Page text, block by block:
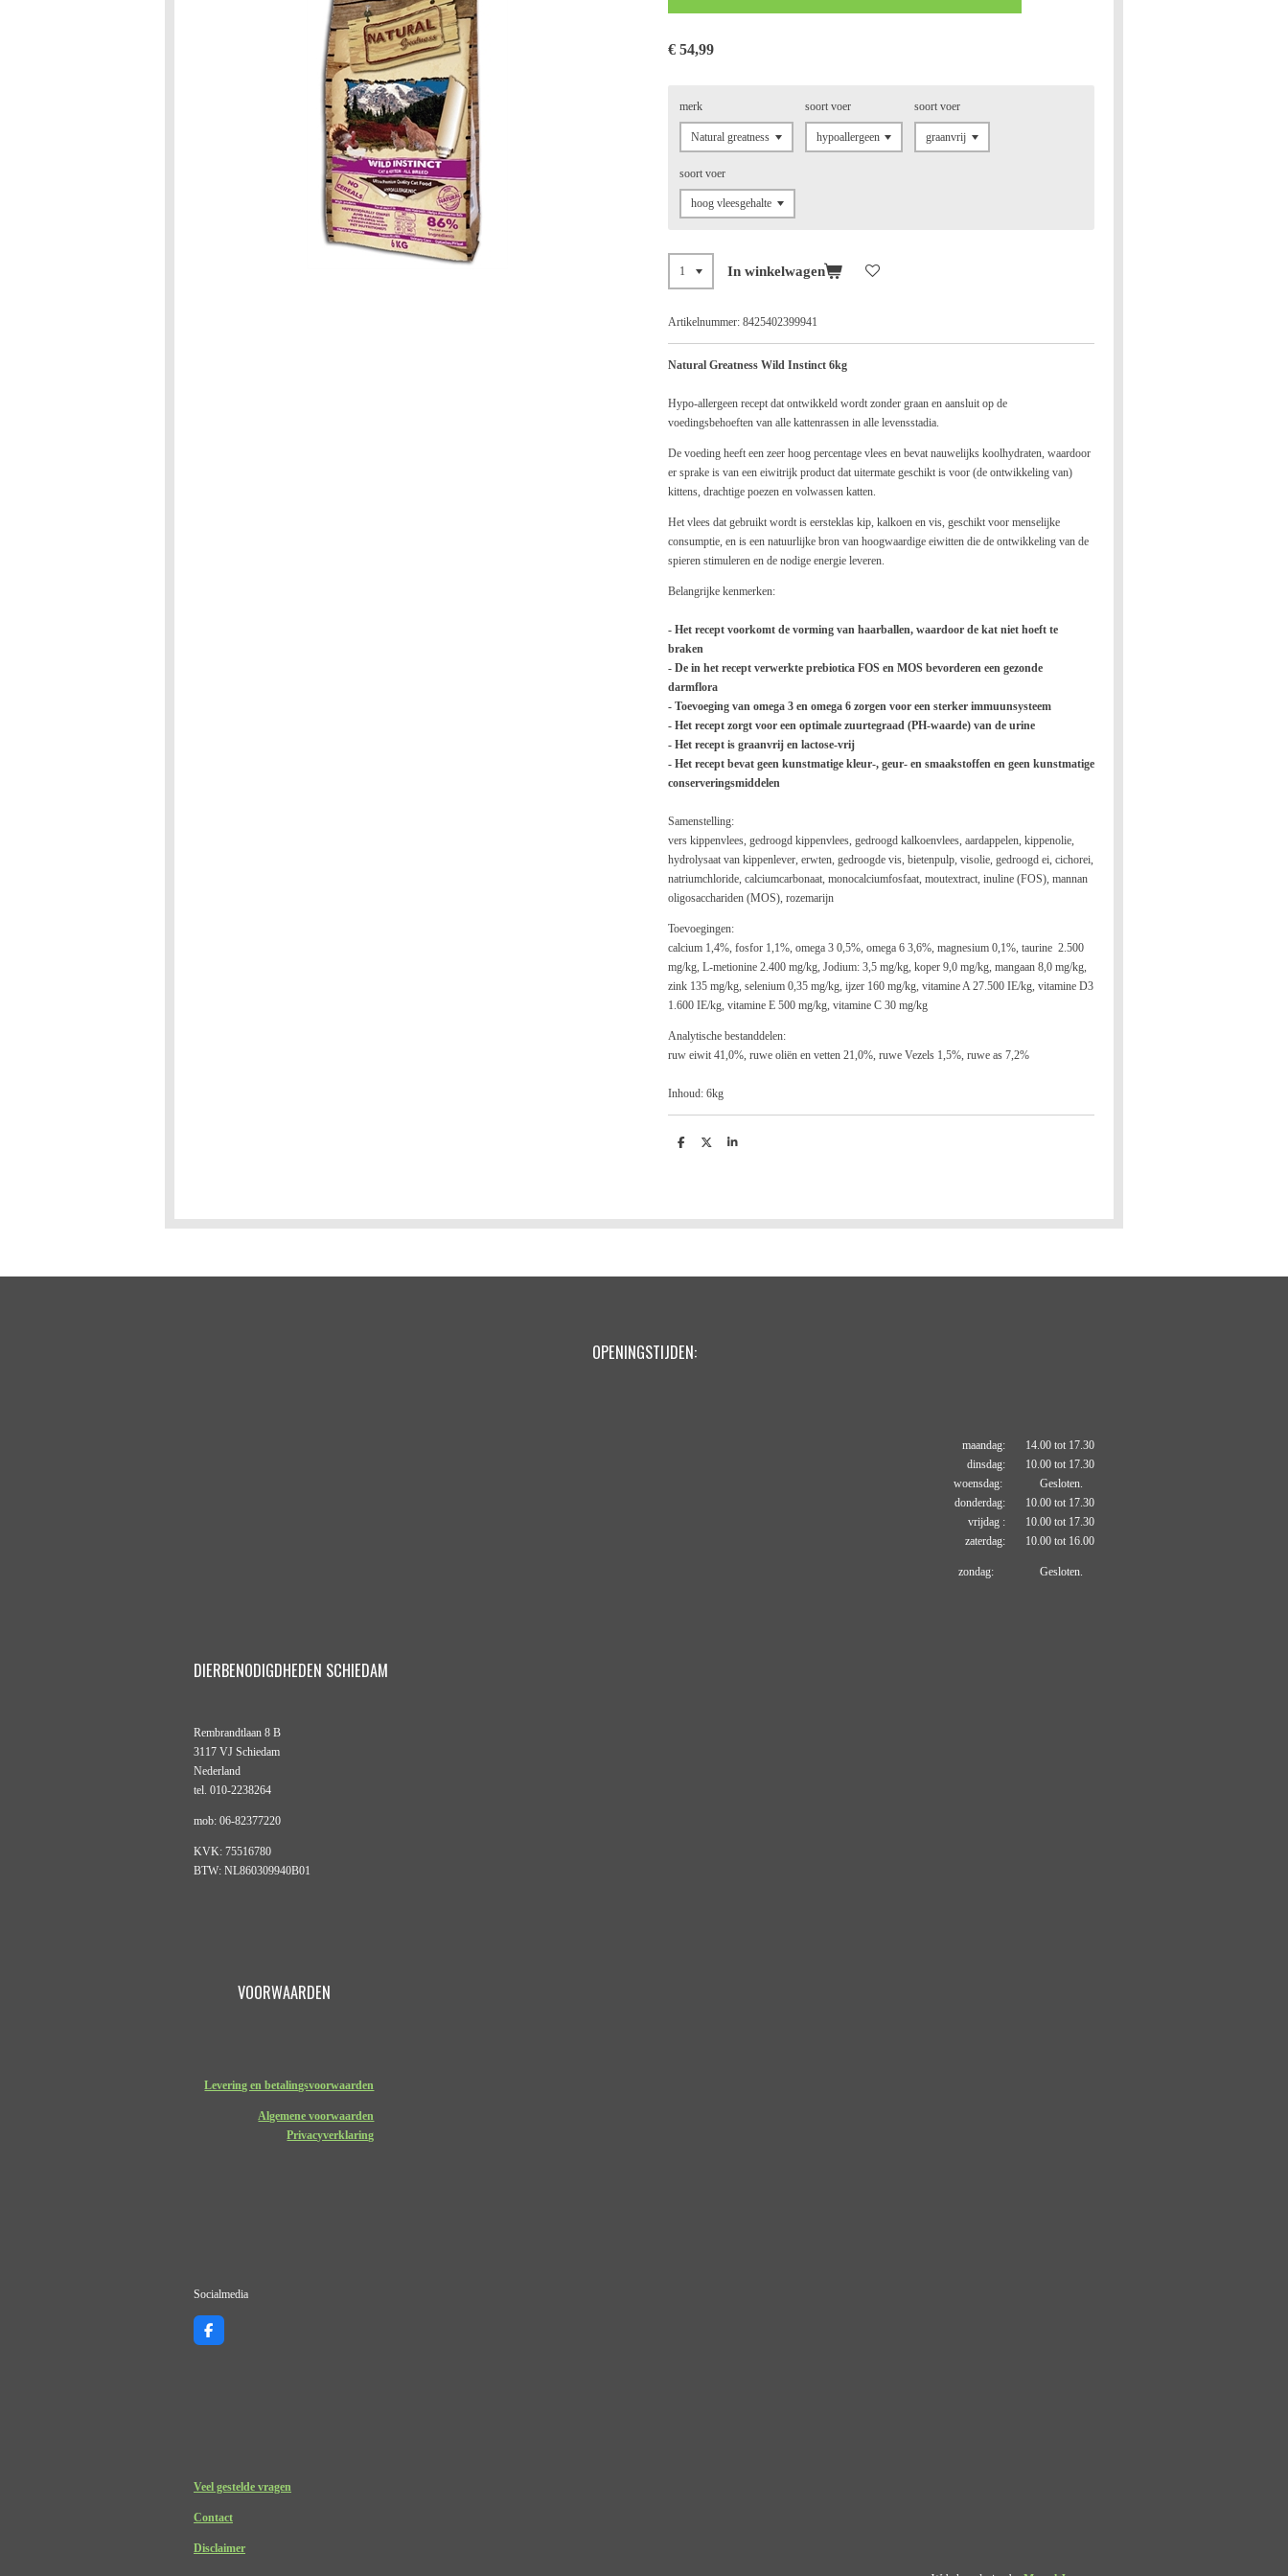
€ 54,99
merk soort voer soort voer
soort voer
In winkelwagen
Artikelnummer: 8425402399941
Natural Greatness Wild Instinct 6kg
Hypo-allergeen recept dat ontwikkeld wordt zonder graan en aansluit op de
voedingsbehoeften van alle kattenrassen in alle levensstadia.
De voeding heeft een zeer hoog percentage vlees en bevat nauwelijks koolhydraten, waardoor
er sprake is van een eiwitrijk product dat uitermate geschikt is voor (de ontwikkeling van)
kittens, drachtige poezen en volwassen katten.
Het vlees dat gebruikt wordt is eersteklas kip, kalkoen en vis, geschikt voor menselijke
consumptie, en is een natuurlijke bron van hoogwaardige eiwitten die de ontwikkeling van de
spieren stimuleren en de nodige energie leveren.
Belangrijke kenmerken:
- Het recept voorkomt de vorming van haarballen, waardoor de kat niet hoeft te
braken
- De in het recept verwerkte prebiotica FOS en MOS bevorderen een gezonde
darmflora
- Toevoeging van omega 3 en omega 6 zorgen voor een sterker immuunsysteem
- Het recept zorgt voor een optimale zuurtegraad (PH-waarde) van de urine
- Het recept is graanvrij en lactose-vrij
- Het recept bevat geen kunstmatige kleur-, geur- en smaakstoffen en geen kunstmatige
conserveringsmiddelen
Samenstelling:
vers kippenvlees, gedroogd kippenvlees, gedroogd kalkoenvlees, aardappelen, kippenolie,
hydrolysaat van kippenlever, erwten, gedroogde vis, bietenpulp, visolie, gedroogd ei, cichorei,
natriumchloride, calciumcarbonaat, monocalciumfosfaat, moutextract, inuline (FOS), mannan
oligosacchariden (MOS), rozemarijn
Toevoegingen:
calcium 1,4%, fosfor 1,1%, omega 3 0,5%, omega 6 3,6%, magnesium 0,1%, taurine 2.500
mg/kg, L-metionine 2.400 mg/kg, Jodium: 3,5 mg/kg, koper 9,0 mg/kg, mangaan 8,0 mg/kg,
zink 135 mg/kg, selenium 0,35 mg/kg, ijzer 160 mg/kg, vitamine A 27.500 IE/kg, vitamine D3
1.600 IE/kg, vitamine E 500 mg/kg, vitamine C 30 mg/kg
Analytische bestanddelen:
ruw eiwit 41,0%, ruwe oliën en vetten 21,0%, ruwe Vezels 1,5%, ruwe as 7,2%
Inhoud: 6kg
D
D
S
OPENINGSTIJDEN:
maandag: 14.00 tot 17.30
dinsdag: 10.00 tot 17.30
woensdag: Gesloten.
donderdag: 10.00 tot 17.30
vrijdag : 10.00 tot 17.30
zaterdag: 10.00 tot 16.00
zondag: Gesloten.
DIERBENODIGDHEDEN SCHIEDAM
Rembrandtlaan 8 B
3117 VJ Schiedam
Nederland
tel. 010-2238264
mob: 06-82377220
KVK: 75516780
BTW: NL860309940B01
VOORWAARDEN
Levering en betalingsvoorwaarden
Algemene voorwaarden
Privacyverklaring
Socialmedia
F
a
Veel gestelde vragen
Contact
Disclaimer